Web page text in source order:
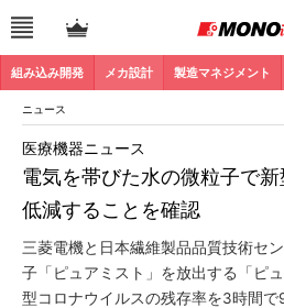
組み込み開発 メカ設計 製造マネジメント
ニュース
電気を帯びた水の微粒子で
低減することを確認
医療機器ニュース
三菱電機と日本繊維製品品質技術セ
子「ピュアミスト」を放出する「ピ
型コロナウイルスの残存率を3時間